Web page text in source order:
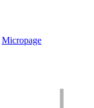
Micropage